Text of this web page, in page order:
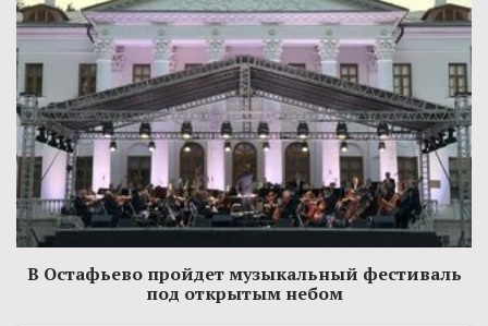
В Остафьево пройдет музыкальный фестиваль
под открытым небом